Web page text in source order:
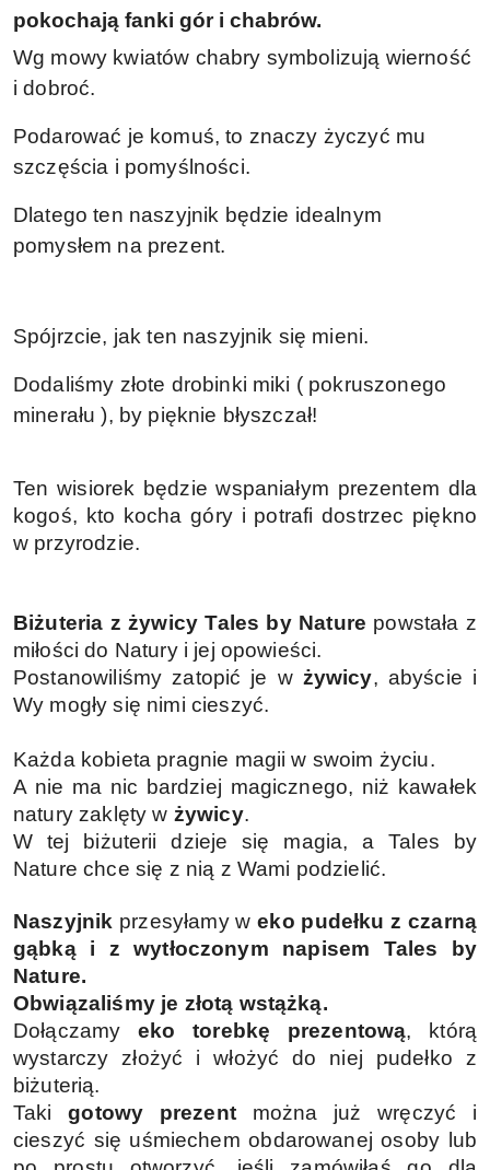
pokochają fanki gór i chabrów.
Wg mowy kwiatów chabry symbolizują wierność
i dobroć.
Podarować je komuś, to znaczy życzyć mu
szczęścia i pomyślności.
Dlatego ten naszyjnik będzie idealnym
pomysłem na prezent.
Spójrzcie, jak ten naszyjnik się mieni.
Dodaliśmy złote drobinki miki ( pokruszonego
minerału ), by pięknie błyszczał!
Ten wisiorek będzie wspaniałym prezentem dla
kogoś, kto kocha góry i potrafi dostrzec piękno
w przyrodzie.
Biżuteria z żywicy Tales by Nature powstała z
miłości do Natury i jej opowieści.
Postanowiliśmy zatopić je w żywicy, abyście i
Wy mogły się nimi cieszyć.
Każda kobieta pragnie magii w swoim życiu.
A nie ma nic bardziej magicznego, niż kawałek
natury zaklęty w żywicy.
W tej biżuterii dzieje się magia, a Tales by
Nature chce się z nią z Wami podzielić.
Naszyjnik przesyłamy weko pudełku z czarną
gąbką i z wytłoczonym napisem Tales by
Nature.
Obwiązaliśmy je złotą wstążką.
Dołączamyeko torebkę prezentową, którą
wystarczy złożyć i włożyć do niej pudełko z
biżuterią.
Takigotowy prezentmożna już wręczyć i
cieszyć się uśmiechem obdarowanej osoby lub